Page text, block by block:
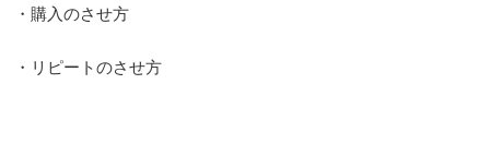
・購入のさせ方
・リピートのさせ方